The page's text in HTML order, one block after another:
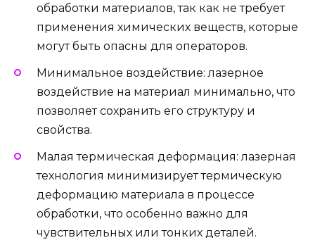
обработки материалов, так как не требует
применения химических веществ, которые
могут быть опасны для операторов.
Минимальное воздействие: лазерное
воздействие на материал минимально, что
позволяет сохранить его структуру и
свойства.
Малая термическая деформация: лазерная
технология минимизирует термическую
деформацию материала в процессе
обработки, что особенно важно для
чувствительных или тонких деталей.